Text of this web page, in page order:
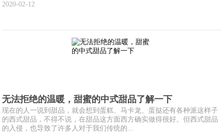
2020-02-12
无法拒绝的温暖，甜蜜的中式甜品了解一下
现在的人一说到甜品，就会想到蛋糕、马卡龙、蛋挞还有各种派这样子
的西式甜品，不得不说，在甜品这方面西方确实做得很好。但西式甜品
的入侵，也导致了许多人对于我们传统的...